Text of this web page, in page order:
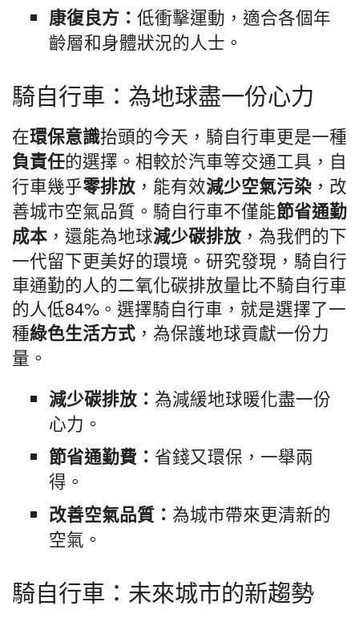
康復良方：低衝擊運動，適合各個年
齡層和身體狀況的人士。
騎自行車：為地球盡一份心力
在環保意識抬頭的今天，騎自行車更是一種
負責任的選擇。相較於汽車等交通工具，自
行車幾乎零排放 ，能有效減少空氣污染 ，改
善城市空氣品質。騎自行車不僅能節省通勤
成本 ，還能為地球減少碳排放 ，為我們的下
一代留下更美好的環境。研究發現，騎自行
車通勤的人的二氧化碳排放量比不騎自行車
的人低84%。選擇騎自行車，就是選擇了一
種綠色生活方式 ，為保護地球貢獻一份力
量。
減少碳排放：為減緩地球暖化盡一份
心力。
節省通勤費： 省錢又環保，一舉兩
得。
改善空氣品質：為城市帶來更清新的
空氣。
騎自行車：未來城市的新趨勢